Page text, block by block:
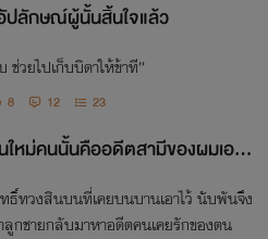
ปลักษณ์ผู้นั้นสิ้นใจแล้ว
ช่วยไปเก็บบิดาให้ข้าที”
8 12 23
ใหม่คนนั้นคืออดีตสามีของผมเอง
ธิ์ทวงสินบนที่เคยบนบานเอาไว้ นับพันจึง
ลูกชายกลับมาหาอดีตคนเคยรักของตน